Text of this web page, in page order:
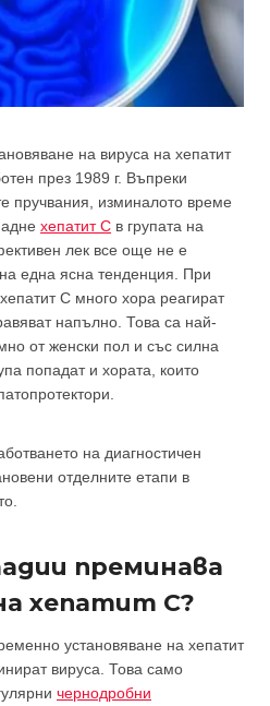
на вируса на хепатит
през 1989 г. Въпреки
пручвания, изминалото време
хепатит С в групата на
лек все още не е
една ясна тенденция. При
С много хора реагират
напълно. Това са най-
от женски пол и със силна
попадат и хората, които
на диагностичен
отделните етапи в
преминава
хепатит С?
установяване на хепатит
вируса. Това само
чернодробни